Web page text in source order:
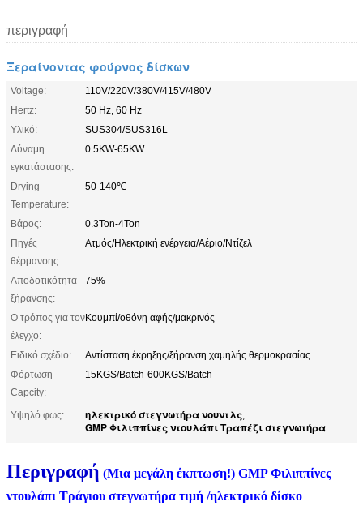
περιγραφή
Ξεραίνοντας φούρνος δίσκων
Voltage:
110V/220V/380V/415V/480V
Hertz:
50 Hz, 60 Hz
Υλικό:
SUS304/SUS316L
Δύναμη
εγκατάστασης:
0.5KW-65KW
Drying
Temperature:
50-140℃
Βάρος:
0.3Ton-4Ton
Πηγές
θέρμανσης:
Ατμός/Ηλεκτρική ενέργεια/Αέριο/Ντίζελ
Αποδοτικότητα
ξήρανσης:
75%
Ο τρόπος για τον
έλεγχο:
Κουμπί/οθόνη αφής/μακρινός
Ειδικό σχέδιο:
Αντίσταση έκρηξης/ξήρανση χαμηλής θερμοκρασίας
Φόρτωση
Capcity:
15KGS/Batch-600KGS/Batch
Υψηλό φως: ηλεκτρικό στεγνωτήρα νουντλς,
GMP Φιλιππίνες ντουλάπι Τραπέζι στεγνωτήρα
Περιγραφή (Μια μεγάλη έκπτωση!) GMP Φιλιππίνες
ντουλάπι Τράγιου στεγνωτήρα τιμή /ηλεκτρικό δίσκο